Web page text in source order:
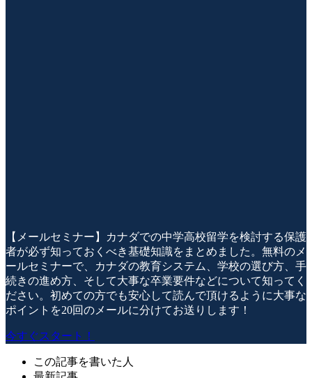
【メールセミナー】カナダでの中学高校留学を検討する保護
者が必ず知っておくべき基礎知識をまとめました。無料のメ
ールセミナーで、カナダの教育システム、学校の選び方、手
続きの進め方、そして大事な卒業要件などについて知ってく
ださい。初めての方でも安心して読んで頂けるように大事な
ポイントを20回のメールに分けてお送りします！
今すぐスタート！
この記事を書いた人